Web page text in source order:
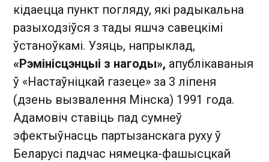
кідаецца пункт погляду, які радыкальна
разыходзіўся з тады яшчэ савецкімі
ўстаноўкамі. Узяць, напрыклад,
«Рэмінісцэнцыі з нагоды», апублікаваныя
ў «Настаўніцкай газеце» за 3 ліпеня
(дзень вызвалення Мінска) 1991 года.
Адамовіч ставіць пад сумнеў
эфектыўнасць партызанскага руху ў
Беларусі падчас нямецка-фашысцкай